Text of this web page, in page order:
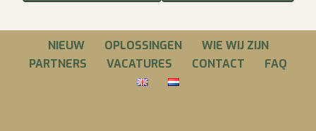
NIEUW OPLOSSINGEN
WIE WIJ ZIJN
PARTNERS
VACATURES CONTACT FAQ